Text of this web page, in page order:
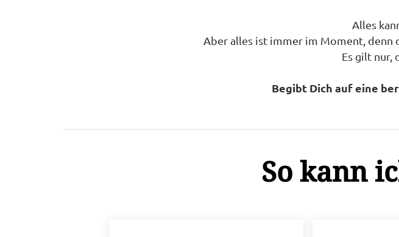
Alles
Aber alles ist immer im Moment, denn
Es gilt nur,
Begibt Dich auf eine
So kann